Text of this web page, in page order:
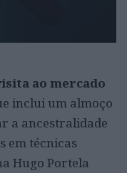
ao mercado
inclui um almoço
a ancestralidade
em técnicas
Hugo Portela